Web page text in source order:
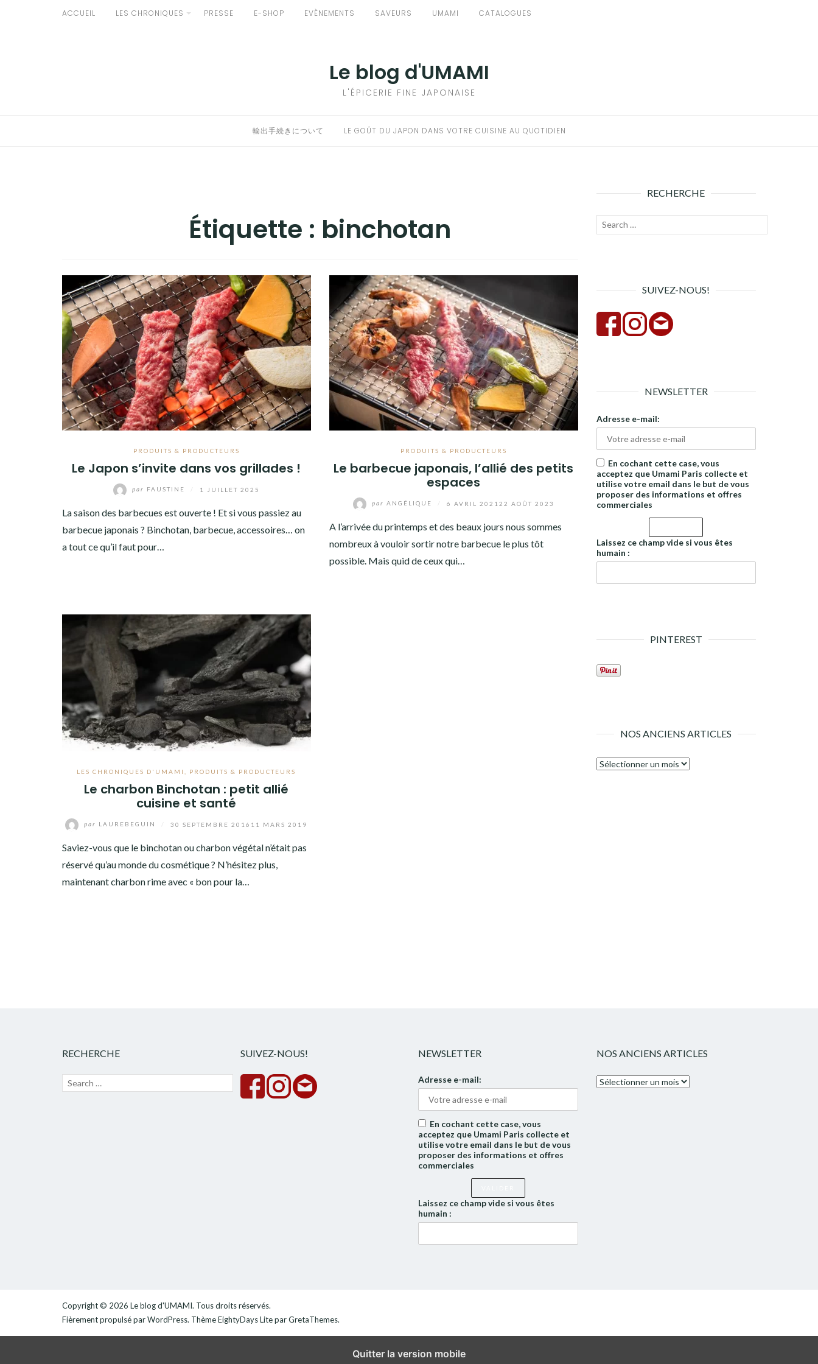
ACCUEIL
LES CHRONIQUES
PRESSE E-SHOP EVÈNEMENTS SAVEURS UMAMI CATALOGUES
Le blog d'UMAMI
L'ÉPICERIE FINE JAPONAISE
輸出手続きについて LE GOÛT DU JAPON DANS VOTRE CUISINE AU QUOTIDIEN
Étiquette : binchotan
PRODUITS & PRODUCTEURS
Le Japon s’invite dans vos grillades !
par FAUSTINE 1 JUILLET 2025
La saison des barbecues est ouverte ! Et si vous passiez au
barbecue japonais ? Binchotan, barbecue, accessoires… on
a tout ce qu’il faut pour…
PRODUITS & PRODUCTEURS
Le barbecue japonais, l’allié des petits
espaces
par ANGÉLIQUE 6 AVRIL 2021 22 AOÛT 2023
A l’arrivée du printemps et des beaux jours nous sommes
nombreux à vouloir sortir notre barbecue le plus tôt
possible. Mais quid de ceux qui…
LES CHRONIQUES D'UMAMI PRODUITS & PRODUCTEURS
Le charbon Binchotan : petit allié
cuisine et santé
par LAUREBEGUIN 30 SEPTEMBRE 2016 11 MARS 2019
Saviez-vous que le binchotan ou charbon végétal n’était pas
réservé qu’au monde du cosmétique ? N’hésitez plus,
maintenant charbon rime avec « bon pour la…
RECHERCHE
Recherche
SUIVEZ-NOUS!
NEWSLETTER
Adresse e-mail:
En cochant cette case, vous
acceptez que Umami Paris collecte et
utilise votre email dans le but de vous
proposer des informations et offres
commerciales
Laissez ce champ vide si vous êtes
humain :
PINTEREST
NOS ANCIENS ARTICLES
Nos
RECHERCHE
Recherche
SUIVEZ-NOUS! NEWSLETTER
Adresse e-mail:
En cochant cette case, vous
acceptez que Umami Paris collecte et
utilise votre email dans le but de vous
proposer des informations et offres
commerciales
Laissez ce champ vide si vous êtes
humain :
NOS ANCIENS ARTICLES
Nos
Copyright © 2026 Le blog d'UMAMI. Tous droits réservés.
Fièrement propulsé parWordPress. ThèmeEightyDays Litepar GretaThemes.
Quitter la version mobile